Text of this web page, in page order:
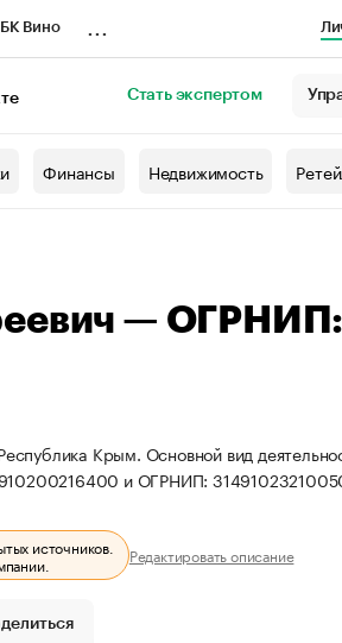
Вино
Стать экспертом
Финансы Недвижимость
— ОГРНИП:
Крым. Основной вид
и ОГРНИП:
источников.
Редактировать описание